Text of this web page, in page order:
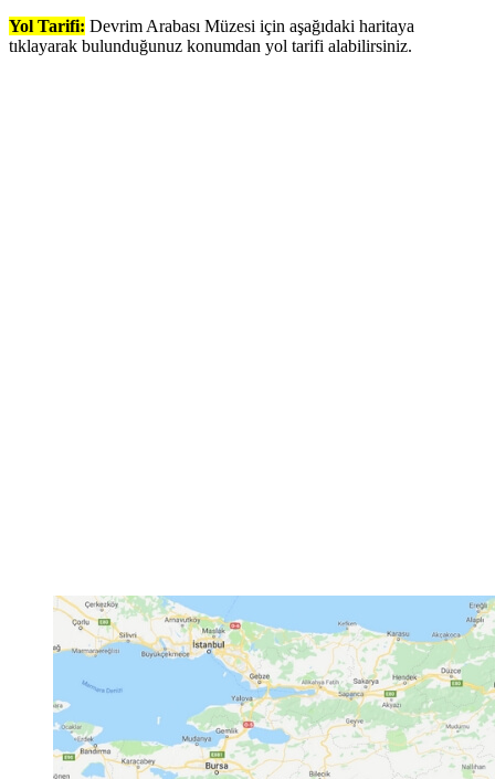
Yol Tarifi: Devrim Arabası Müzesi için aşağıdaki haritaya
tıklayarak bulunduğunuz konumdan yol tarifi alabilirsiniz.